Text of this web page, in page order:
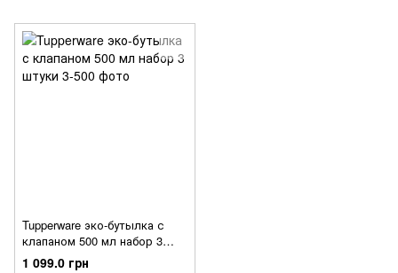
Tupperware эко-бутылка с
клапаном 500 мл набор 3
штуки
1 099.0 грн